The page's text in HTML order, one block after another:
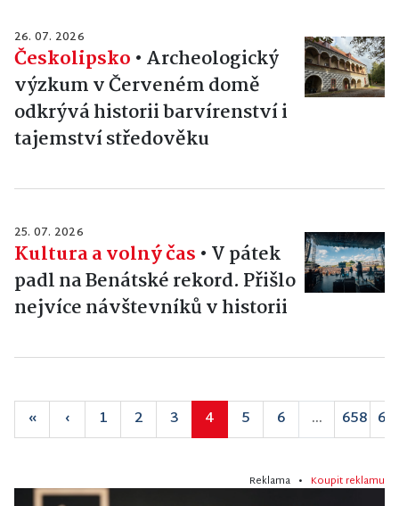
26. 07. 2026
Českolipsko • Archeologický
výzkum v Červeném domě
odkrývá historii barvírenství i
tajemství středověku
25. 07. 2026
Kultura a volný čas • V pátek
padl na Benátské rekord. Přišlo
nejvíce návštevníků v historii
« ‹ 1 2 3 4 5 6 ... 658
Reklama • Koupit reklamu